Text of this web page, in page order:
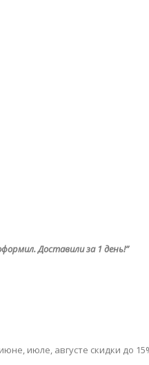
Доставили за 1 день!”
июле, августе скидки до